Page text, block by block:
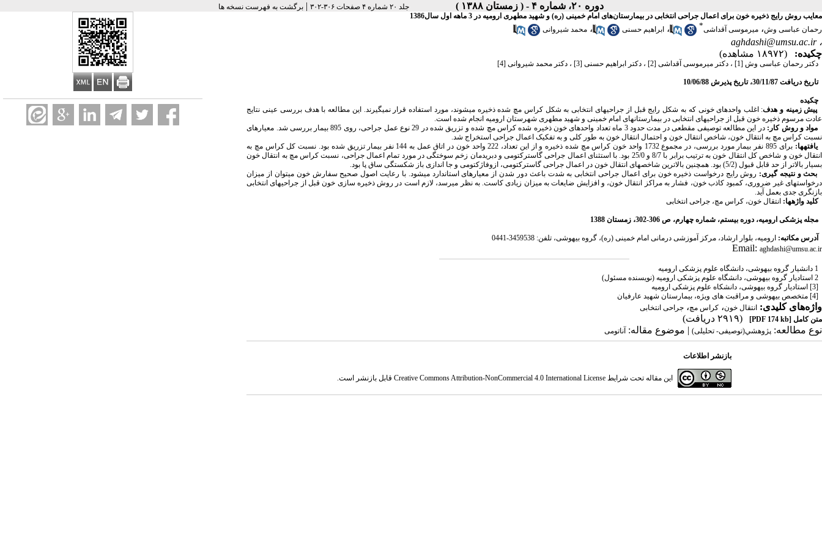
دوره ۲۰، شماره ۴ - ( زمستان ۱۳۸۸ ) جلد ۲۰ شماره ۴ صفحات ۳۰۶-۳۰۲ | برگشت به فهرست نسخه ها
معایب روش رایج ذخیره خون برای اعمال جراحی انتخابی در بیمارستان‌های امام خمینی (ره) و شهید مطهری ارومیه در 3 ماهه اول سال1386
رحمان عباسی وش، میرموسی آقداشی* ، ابراهیم حسنی ، محمد شیروانی
،aghdashi@umsu.ac.ir
چکیده:
(۱۸۹۷۲ مشاهده)
دکتر رحمان عباسی وش [1] ، دکتر میرموسی آقداشی [2] ، دکتر ابراهیم حسنی [3] ، دکتر محمد شیروانی [4]
تاریخ دریافت 30/11/87، تاریخ پذیرش 10/06/88
چکیده
پیش زمینه و هدف: اغلب واحد­های خونی که به شکل رایج قبل از جراحی­های انتخابی به شکل کراس مچ شده ذخیره می­شوند، مورد استفاده قرار نمی­گیرند. این مطالعه با هدف بررسی عینی نتایج
عادت مرسوم ذخیره خون قبل از جراحی­های انتخابی در بیمارستان­های امام خمینی و شهید مطهری شهرستان ارومیه انجام شده است.
مواد و روش کار:
در این مطالعه توصیفی مقطعی در مدت حدود 3 ماه تعداد واحدهای خون ذخیره شده کراس مچ شده و تزریق شده در 29 نوع عمل جراحی، روی 895 بیمار بررسی شد. معیارهای
نسبت کراس مچ به انتقال خون، شاخص انتقال خون و احتمال انتقال خون به طور کلی و به تفکیک اعمال جراحی استخراج شد.
یافته­ها:
برای 895 نفر بیمار مورد بررسی، در مجموع 1732 واحد خون کراس مچ شده ذخیره و از این تعداد، 222 واحد خون در اتاق عمل به 144 نفر بیمار تزریق شده بود. نسبت کل کراس مچ به
انتقال خون و شاخص کل انتقال خون به ترتیب برابر با 8/7 و 25/0 بود. با استثنای اعمال جراحی گاسترکتومی و دبریدمان زخم سوختگی در مورد تمام اعمال جراحی، نسبت کراس مچ به انتقال خون
بسیار بالاتر از حد قابل قبول (5/2) بود. همچنین بالاترین شاخص­های انتقال خون در اعمال جراحی گاسترکتومی، ازوفاژکتومی و جا اندازی باز شکستگی ساق پا بود.
بحث و نتیجه گیری: روش رایج درخواست ذخیره خون برای اعمال جراحی انتخابی به شدت باعث دور شدن از معیارهای استاندارد می­شود. با رعایت اصول صحیح سفارش خون می­توان از میزان
درخواست­های غیر ضروری، کمبود کاذب خون، فشار به مراکز انتقال خون، و افزایش ضایعات به میزان زیادی کاست. به نظر می­رسد، لازم است در روش ذخیره سازی خون قبل از جراحی­های انتخابی
بازنگری جدی بعمل آید.
کلید واژه­ها: انتقال خون، کراس مچ، جراحی انتخابی
مجله پزشکی ارومیه، دوره بیستم، شماره‌ چهارم، ص 306-302، زمستان 1388
آدرس مکاتبه: ارومیه، بلوار ارشاد، مرکز آموزشی درمانی امام خمینی (ره)، گروه بیهوشی، تلفن: 3459538-0441
Email: aghdashi@umsu.ac.ir
[3]
استادیار گروه بیهوشی، دانشکاه علوم پزشکی ارومیه
[4]
متخصص بیهوشی و مراقبت های ویژه، بیمارستان شهید عارفیان
واژه‌های کلیدی: انتقال خون، کراس مچ، جراحی انتخابی
متن کامل [PDF 174 kb]
(۲۹۱۹ دریافت)
نوع مطالعه: پژوهشي(توصیفی- تحلیلی) | موضوع مقاله:آناتومی
بازنشر اطلاعات
این مقاله تحت شرایط Creative Commons Attribution-NonCommercial 4.0 International Licenseقابل بازنشر است.